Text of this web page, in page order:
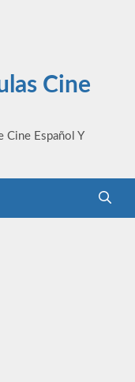
Cine
Cine Español Y